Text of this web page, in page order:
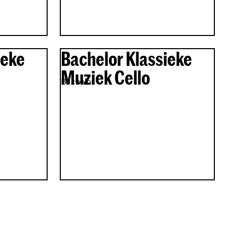
Bachelor Klassieke
Muziek Cello
Bachelor